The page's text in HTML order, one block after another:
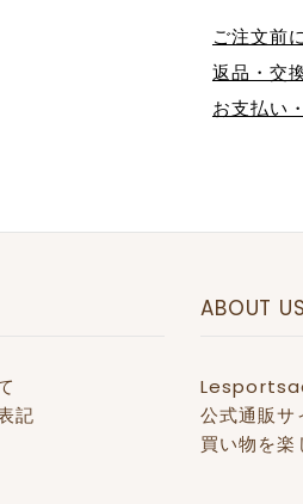
ご注文前
返品・交
お支払い
記
ABOUT US
公式通販
買い物を楽